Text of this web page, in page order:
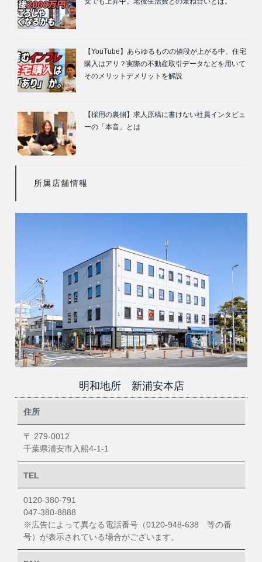
【YouTube】あらゆるものの値段が上がる中、住宅
購入はアリ？実際の不動産取引データなどを用いて
そのメリットデメリットを解説
【採用の裏側】求人原稿に書けない社員インタビュ
ーの「本音」とは
所属店舗情報
明和地所 新浦安本店
住所
〒 279-0012
千葉県浦安市入船4-1-1
TEL
0120-380-791
047-380-8888
※広告によって異なる電話番号（0120-948-638 等の番
号）が表示されている場合がございます。